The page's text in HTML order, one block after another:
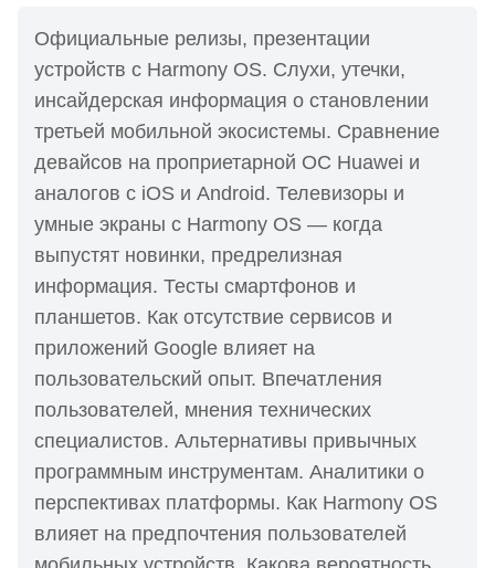
Официальные релизы, презентации
устройств с Harmony OS. Слухи, утечки,
инсайдерская информация о становлении
третьей мобильной экосистемы. Сравнение
девайсов на проприетарной ОС Huawei и
аналогов с iOS и Android. Телевизоры и
умные экраны с Harmony OS — когда
выпустят новинки, предрелизная
информация. Тесты смартфонов и
планшетов. Как отсутствие сервисов и
приложений Google влияет на
пользовательский опыт. Впечатления
пользователей, мнения технических
специалистов. Альтернативы привычных
программным инструментам. Аналитики о
перспективах платформы. Как Harmony OS
влияет на предпочтения пользователей